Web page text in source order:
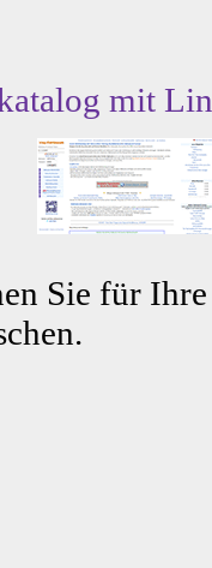
mit
Sie für Ihre